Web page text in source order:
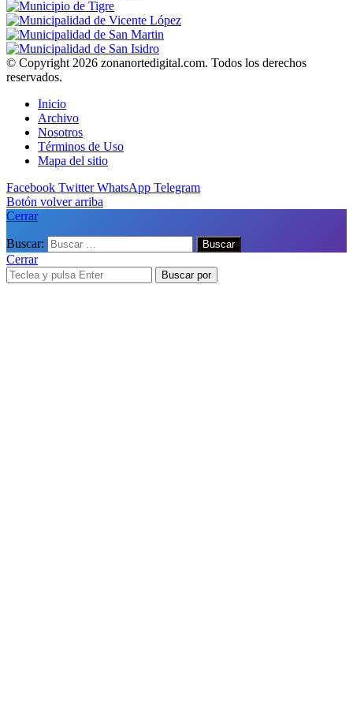
© Copyright 2026 zonanortedigital.com. Todos los derechos
reservados.
Inicio
Archivo
Nosotros
Términos de Uso
Mapa del sitio
Facebook Twitter WhatsApp Telegram
Botón volver arriba
Cerrar
Buscar:
Cerrar
Buscar por